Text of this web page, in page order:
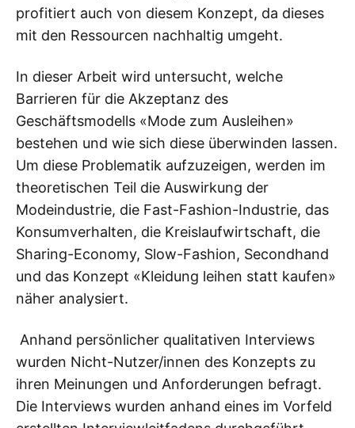
profitiert auch von diesem Konzept, da dieses
mit den Ressourcen nachhaltig umgeht.
In dieser Arbeit wird untersucht, welche
Barrieren für die Akzeptanz des
Geschäftsmodells «Mode zum Ausleihen»
bestehen und wie sich diese überwinden lassen.
Um diese Problematik aufzuzeigen, werden im
theoretischen Teil die Auswirkung der
Modeindustrie, die Fast-Fashion-Industrie, das
Konsumverhalten, die Kreislaufwirtschaft, die
Sharing-Economy, Slow-Fashion, Secondhand
und das Konzept «Kleidung leihen statt kaufen»
näher analysiert.
Anhand persönlicher qualitativen Interviews
wurden Nicht-Nutzer/innen des Konzepts zu
ihren Meinungen und Anforderungen befragt.
Die Interviews wurden anhand eines im Vorfeld